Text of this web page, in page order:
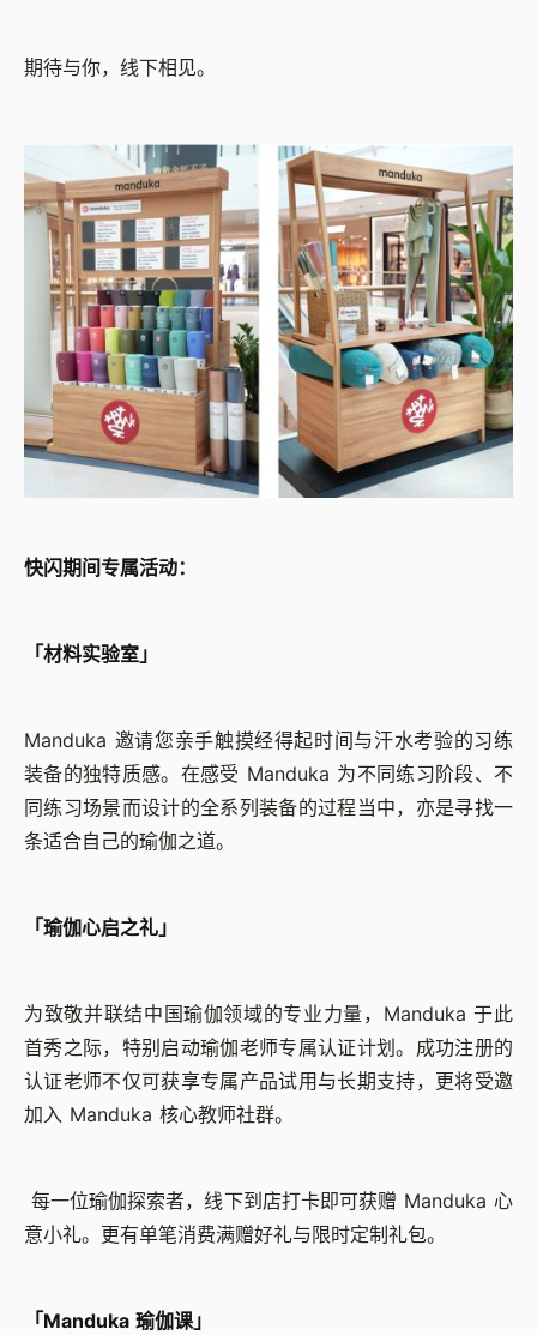
期待与你，线下相见。
快闪期间专属活动：
「材料实验室」
Manduka 邀请您亲手触摸经得起时间与汗水考验的习练
装备的独特质感。在感受 Manduka 为不同练习阶段、不
同练习场景而设计的全系列装备的过程当中，亦是寻找一
条适合自己的瑜伽之道。
「瑜伽心启之礼」
为致敬并联结中国瑜伽领域的专业力量，Manduka 于此
首秀之际，特别启动瑜伽老师专属认证计划。成功注册的
认证老师不仅可获享专属产品试用与长期支持，更将受邀
加入 Manduka 核心教师社群。
每一位瑜伽探索者，线下到店打卡即可获赠 Manduka 心
意小礼。更有单笔消费满赠好礼与限时定制礼包。
「Manduka 瑜伽课」